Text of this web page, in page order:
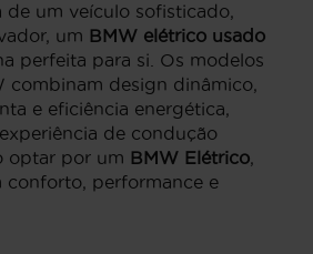
de um veículo sofisticado,
um BMW elétrico usado
perfeita para si. Os modelos
combinam design dinâmico,
e eficiência energética,
de condução
optar por um BMW Elétrico,
conforto, performance e